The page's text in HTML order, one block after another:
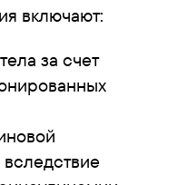
включают:
за счет
вследствие